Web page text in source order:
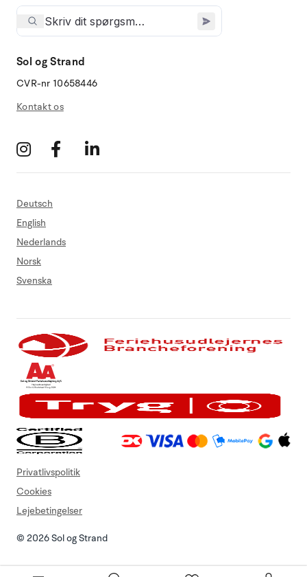
Sol og Strand
CVR-nr 10658446
Kontakt os
Deutsch
English
Nederlands
Norsk
Svenska
© 2026 Sol og Strand
Privatlivspolitik
Cookies
Lejebetingelser